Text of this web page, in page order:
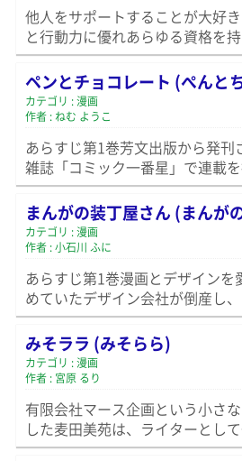
他人をサポートすることが大好
と行動力に優れあらゆる資格を
ペンとチョコレート (ぺんと
カテゴリ : 漫画
作者 : ねむ ようこ
あらすじ第1巻芳文出版から発刊
雑誌「コミック一番星」で連載
まんがの装丁屋さん (まんが
カテゴリ : 漫画
作者 : 小石川 ふに
あらすじ第1巻漫画とデザインを
めていたデザイン会社が倒産し
みそララ (みそらら)
カテゴリ : 漫画
作者 : 宮原 るり
有限会社マース企画という小さ
した麦田美苑は、ライターとし